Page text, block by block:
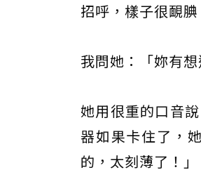
招呼，樣子很靦
我問她：「妳有想
她用很重的口音
器如果卡住了，
的，太刻薄了！」